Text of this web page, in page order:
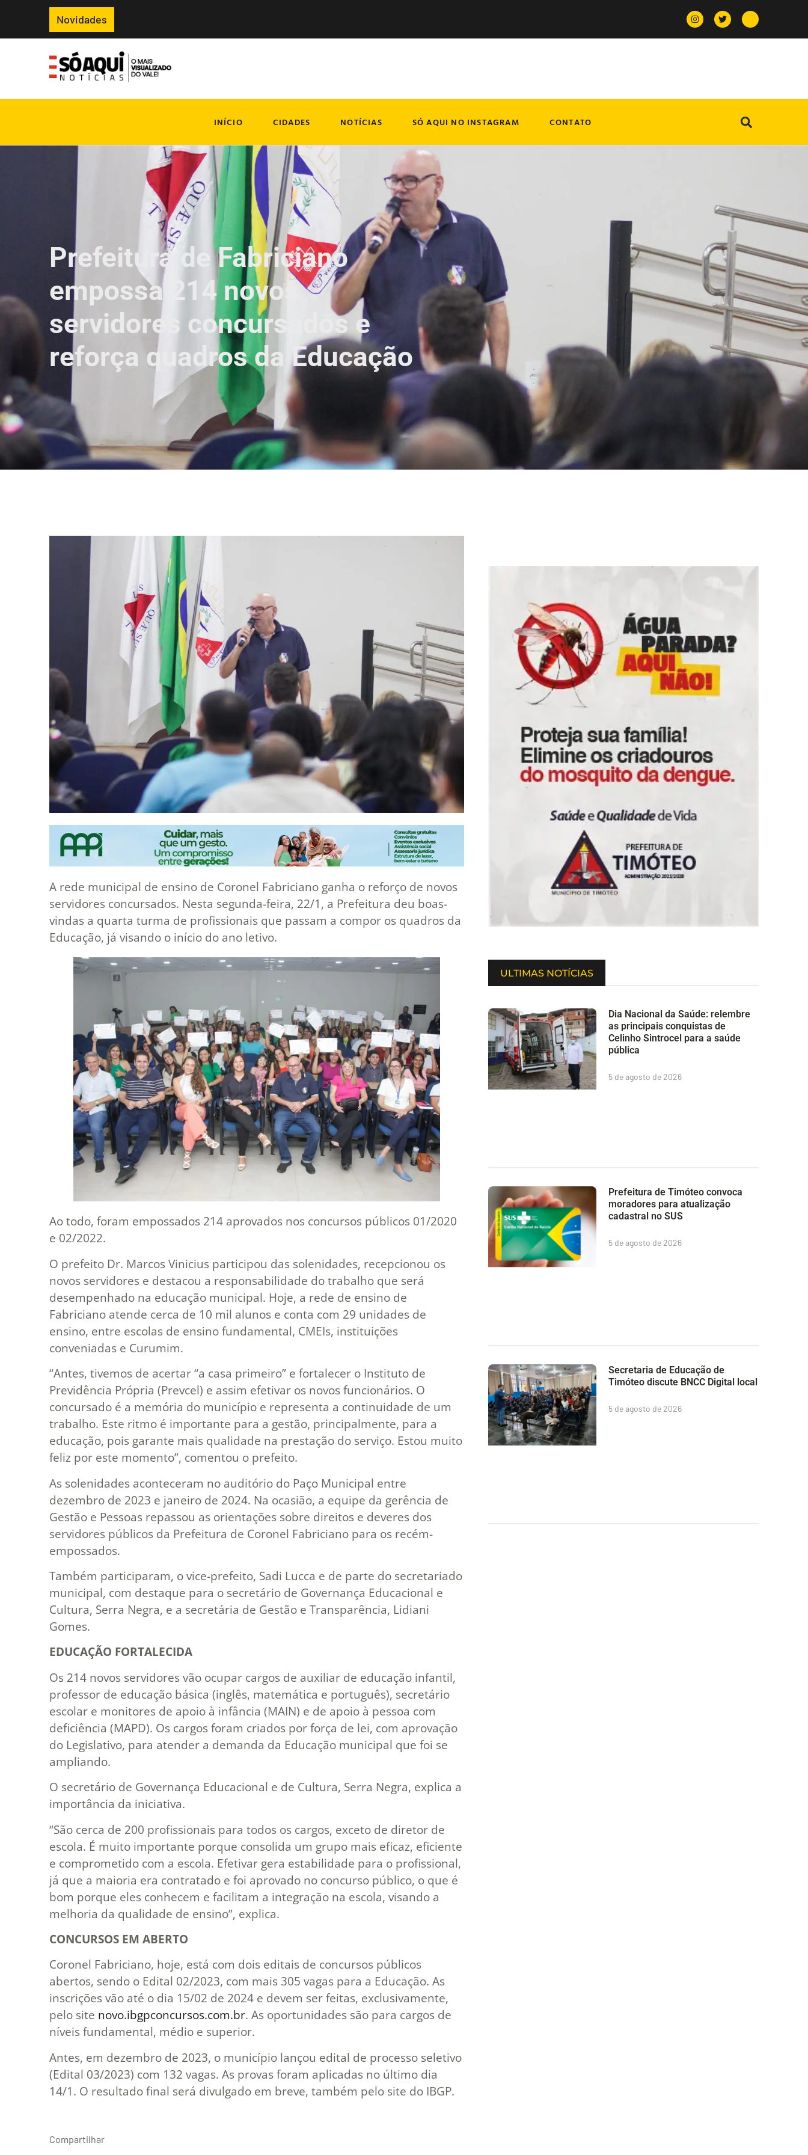
Novidades
INÍCIO CIDADES NOTÍCIAS SÓ AQUI NO INSTAGRAM CONTATO
Prefeitura de Fabriciano
empossa 214 novos
servidores concursados e
reforça quadros da Educação
A rede municipal de ensino de Coronel Fabriciano ganha o reforço de novos
servidores concursados. Nesta segunda-feira, 22/1, a Prefeitura deu boas-
vindas a quarta turma de profissionais que passam a compor os quadros da
Educação, já visando o início do ano letivo.
Ao todo, foram empossados 214 aprovados nos concursos públicos 01/2020
e 02/2022.
O prefeito Dr. Marcos Vinicius participou das solenidades, recepcionou os
novos servidores e destacou a responsabilidade do trabalho que será
desempenhado na educação municipal. Hoje, a rede de ensino de
Fabriciano atende cerca de 10 mil alunos e conta com 29 unidades de
ensino, entre escolas de ensino fundamental, CMEIs, instituições
conveniadas e Curumim.
“Antes, tivemos de acertar “a casa primeiro” e fortalecer o Instituto de
Previdência Própria (Prevcel) e assim efetivar os novos funcionários. O
concursado é a memória do município e representa a continuidade de um
trabalho. Este ritmo é importante para a gestão, principalmente, para a
educação, pois garante mais qualidade na prestação do serviço. Estou muito
feliz por este momento”, comentou o prefeito.
As solenidades aconteceram no auditório do Paço Municipal entre
dezembro de 2023 e janeiro de 2024. Na ocasião, a equipe da gerência de
Gestão e Pessoas repassou as orientações sobre direitos e deveres dos
servidores públicos da Prefeitura de Coronel Fabriciano para os recém-
empossados.
Também participaram, o vice-prefeito, Sadi Lucca e de parte do secretariado
municipal, com destaque para o secretário de Governança Educacional e
Cultura, Serra Negra, e a secretária de Gestão e Transparência, Lidiani
Gomes.
EDUCAÇÃO FORTALECIDA
Os 214 novos servidores vão ocupar cargos de auxiliar de educação infantil,
professor de educação básica (inglês, matemática e português), secretário
escolar e monitores de apoio à infância (MAIN) e de apoio à pessoa com
deficiência (MAPD). Os cargos foram criados por força de lei, com aprovação
do Legislativo, para atender a demanda da Educação municipal que foi se
ampliando.
O secretário de Governança Educacional e de Cultura, Serra Negra, explica a
importância da iniciativa.
“São cerca de 200 profissionais para todos os cargos, exceto de diretor de
escola. É muito importante porque consolida um grupo mais eficaz, eficiente
e comprometido com a escola. Efetivar gera estabilidade para o profissional,
já que a maioria era contratado e foi aprovado no concurso público, o que é
bom porque eles conhecem e facilitam a integração na escola, visando a
melhoria da qualidade de ensino”, explica.
CONCURSOS EM ABERTO
Coronel Fabriciano, hoje, está com dois editais de concursos públicos
abertos, sendo o Edital 02/2023, com mais 305 vagas para a Educação. As
inscrições vão até o dia 15/02 de 2024 e devem ser feitas, exclusivamente,
pelo site novo.ibgpconcursos.com.br. As oportunidades são para cargos de
níveis fundamental, médio e superior.
Antes, em dezembro de 2023, o município lançou edital de processo seletivo
(Edital 03/2023) com 132 vagas. As provas foram aplicadas no último dia
14/1. O resultado final será divulgado em breve, também pelo site do IBGP.
Compartilhar
ULTIMAS NOTÍCIAS
Dia Nacional da Saúde: relembre
as principais conquistas de
Celinho Sintrocel para a saúde
pública
5 de agosto de 2026
Prefeitura de Timóteo convoca
moradores para atualização
cadastral no SUS
5 de agosto de 2026
Secretaria de Educação de
Timóteo discute BNCC Digital local
5 de agosto de 2026